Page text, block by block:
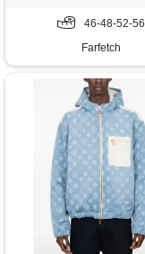
46-48-52-56
Farfetch